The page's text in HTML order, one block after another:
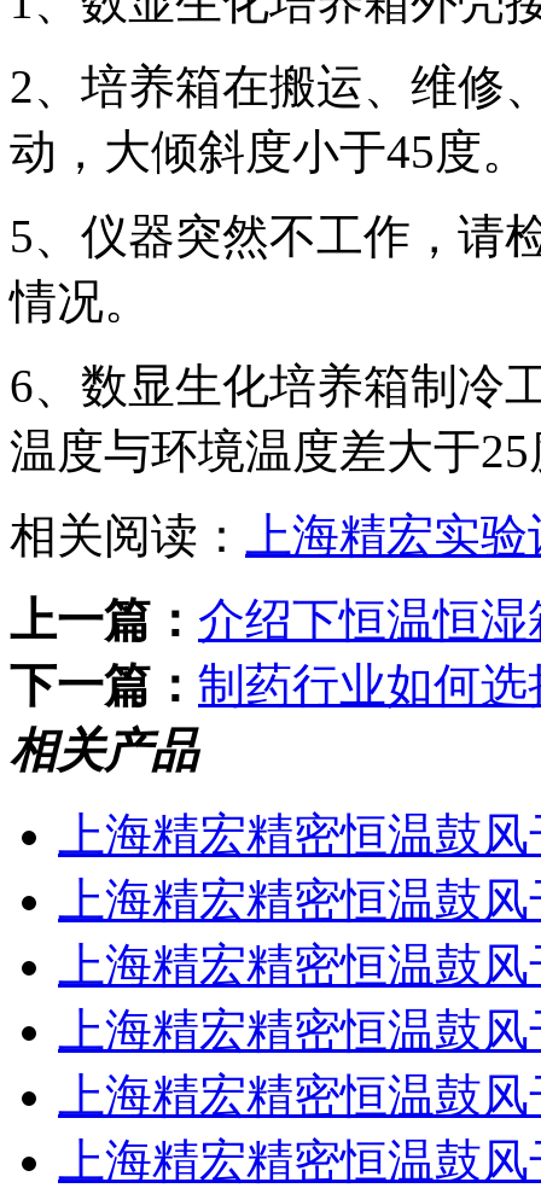
2、培养箱在搬运、维修
动，大倾斜度小于45度。
5、仪器突然不工作，请
情况。
6、数显生化培养箱制冷
温度与环境温度差大于
相关阅读：
上海精宏实
上一篇： 介绍下恒温恒
下一篇： 制药行业如何
相关产品
上海精宏精密恒温鼓
上海精宏精密恒温鼓
上海精宏精密恒温鼓
上海精宏精密恒温鼓
上海精宏精密恒温鼓
上海精宏精密恒温鼓